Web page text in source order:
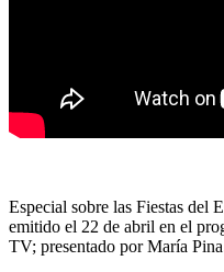
Especial sobre las Fiestas del
emitido el 22 de abril en el
TV; presentado por María